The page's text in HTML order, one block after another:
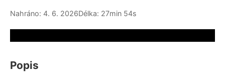
Nahráno: 4. 6. 2026Délka: 27min 54s
Popis